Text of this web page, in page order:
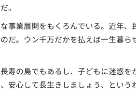
。
事業展開をもくろんでいる。近年、
だ。ウン千万だかを払えば一生暮ら
寿の島でもあるし、子どもに迷惑を
安心して長生きしましょう、という